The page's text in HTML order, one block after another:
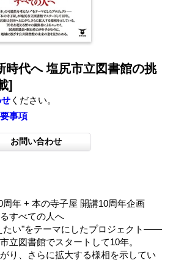
時代へ 塩尻市立図書館の挑
]
ください。
事項
年 + 本の寺子屋 開講10周年企画
すべての人へ
たい"をテーマにしたプロジェクト――
立図書館でスタートして10年。
り、さらに拡大する様相を示してい